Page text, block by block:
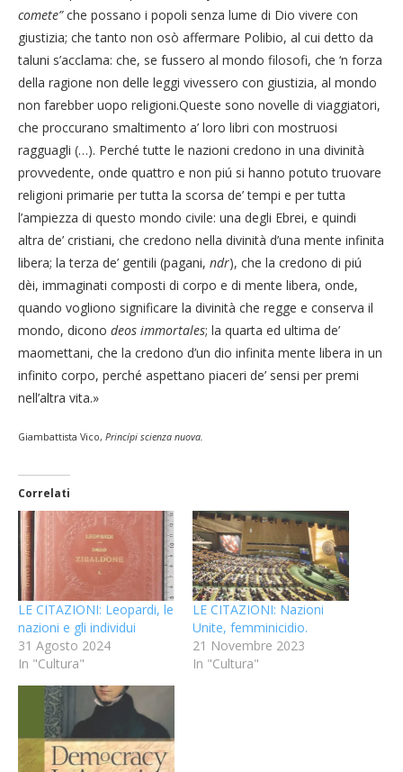
comete”che possano i popoli senza lume di Dio vivere con
giustizia; che tanto non osò affermare Polibio, al cui detto da
taluni s’acclama: che, se fussero al mondo filosofi, che ‘n forza
della ragione non delle leggi vivessero con giustizia, al mondo
non farebber uopo religioni.Queste sono novelle di viaggiatori,
che proccurano smaltimento a’ loro libri con mostruosi
ragguagli (…). Perché tutte le nazioni credono in una divinità
provvedente, onde quattro e non piú si hanno potuto truovare
religioni primarie per tutta la scorsa de’ tempi e per tutta
l’ampiezza di questo mondo civile: una degli Ebrei, e quindi
altra de’ cristiani, che credono nella divinità d’una mente infinita
libera; la terza de’ gentili (pagani, ndr), che la credono di piú
dèi, immaginati composti di corpo e di mente libera, onde,
quando vogliono significare la divinità che regge e conserva il
mondo, dicono deos immortales; la quarta ed ultima de’
maomettani, che la credono d’un dio infinita mente libera in un
infinito corpo, perché aspettano piaceri de’ sensi per premi
nell’altra vita.»
Giambattista Vico, Princípi scienza nuova.
Correlati
LE CITAZIONI: Leopardi, le
nazioni e gli individui
31 Agosto 2024
In "Cultura"
LE CITAZIONI: Nazioni
Unite, femminicidio.
21 Novembre 2023
In "Cultura"